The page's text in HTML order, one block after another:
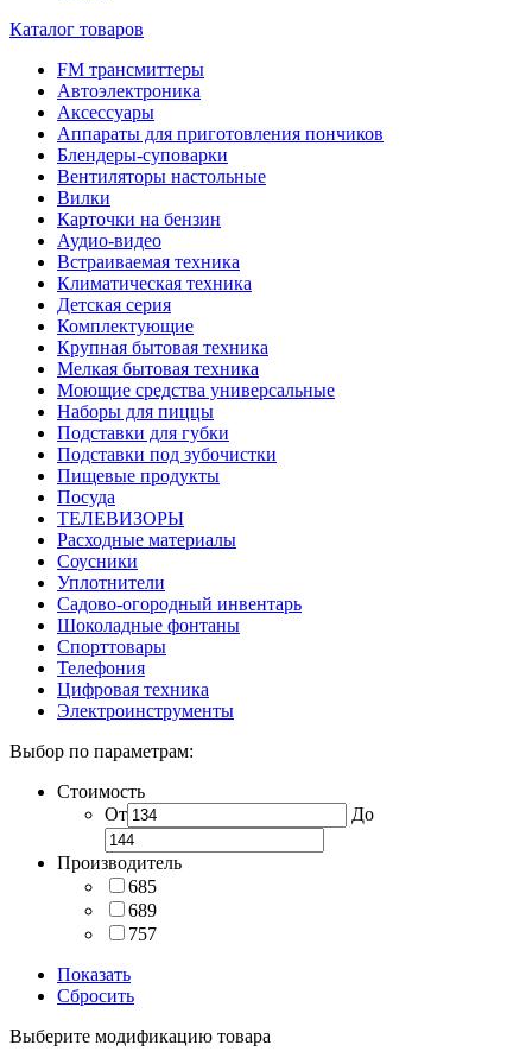
Каталог товаров
FM трансмиттеры
Автоэлектроника
Аксессуары
Аппараты для приготовления пончиков
Блендеры-суповарки
Вентиляторы настольные
Вилки
Карточки на бензин
Аудио-видео
Встраиваемая техника
Климатическая техника
Детская серия
Комплектующие
Крупная бытовая техника
Мелкая бытовая техника
Моющие средства универсальные
Наборы для пиццы
Подставки для губки
Подставки под зубочистки
Пищевые продукты
Посуда
ТЕЛЕВИЗОРЫ
Расходные материалы
Соусники
Уплотнители
Садово-огородный инвентарь
Шоколадные фонтаны
Спорттовары
Телефония
Цифровая техника
Электроинструменты
Выбор по параметрам:
Стоимость
От
До
Производитель
685
689
757
Показать
Сбросить
Выберите модификацию товара